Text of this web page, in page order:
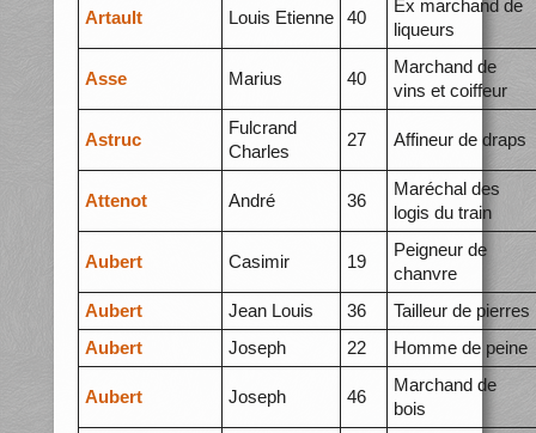
Artault Louis Etienne 40
Ex marchand de
liqueurs
Asse Marius 40
Marchand de
vins et coiffeur
Astruc
Fulcrand
Charles
27 Affineur de draps
Attenot André 36
Maréchal des
logis du train
Aubert Casimir 19
Peigneur de
chanvre
Aubert
Jean Louis 36
Tailleur de pierres
Aubert
Joseph 22 Homme de peine
Aubert Joseph 46
Marchand de
bois